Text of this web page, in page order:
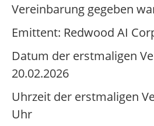
Vereinbarung gegeben
Emittent: Redwood AI
Datum der erstmaligen
20.02.2026
Uhrzeit der erstmaligen
Uhr